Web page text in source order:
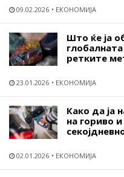
09.02.2026 ЕКОНОМИЈА
Што ќе ја
ретките
23.01.2026 ЕКОНОМИЈА
Како да ја
на гориво
02.01.2026 ЕКОНОМИЈА